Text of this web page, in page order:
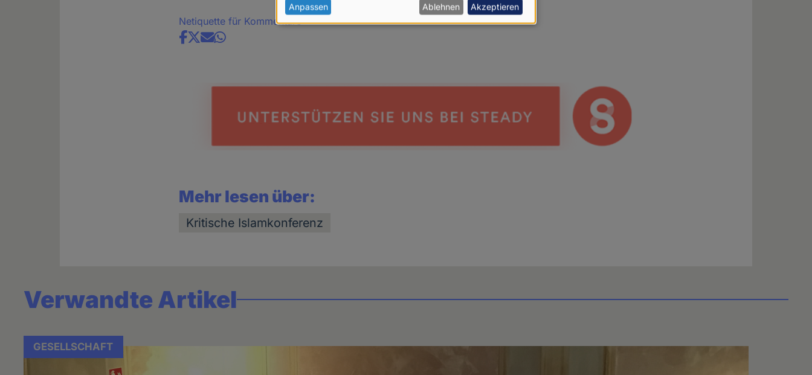
Netiquette für Kommentare
Share
Mehr lesen über:
Kritische Islamkonferenz
Verwandte Artikel
GESELLSCHAFT
personenbezogenen
Daten
Anpassen Ablehnen Akzeptieren